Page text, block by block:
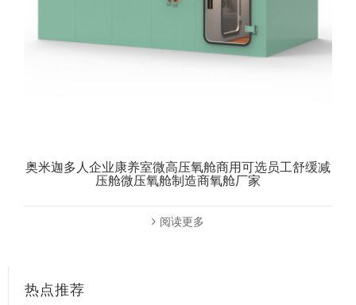
奥米迦多人企业康养室微高压氧舱商用可选员工舒缓减
压舱微压氧舱制造商氧舱厂家
阅读更多
热点推荐